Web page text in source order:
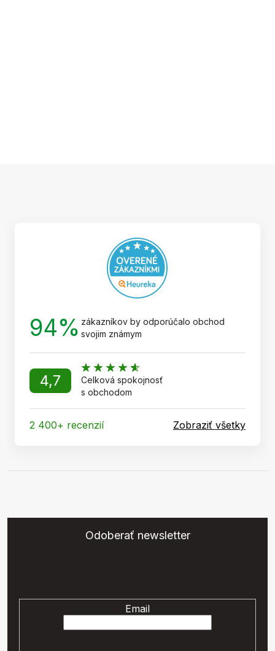
94% zákazníkov by odporúčalo obchod
svojim známym
4,7
Celková spokojnosť
s obchodom
2 400+ recenzií Zobraziť všetky
Odoberať newsletter
Email